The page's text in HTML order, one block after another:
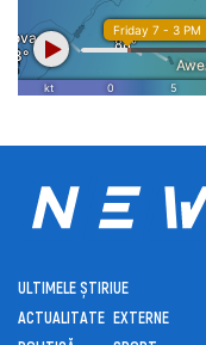
ULTIMELE ȘTIRI
ACTUALITATE
UE
EXTERNE